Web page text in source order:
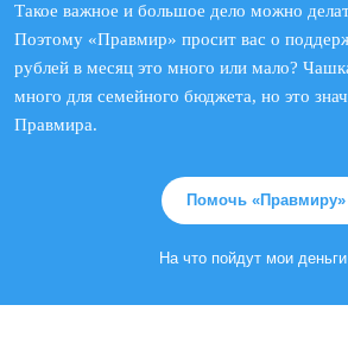
Такое важное и большое дело можно
Поэтому «Правмир» просит вас о
рублей в месяц это много или мало?
много для семейного бюджета, но это
Правмира.
Помочь «Правмиру»
На что пойдут мои деньги